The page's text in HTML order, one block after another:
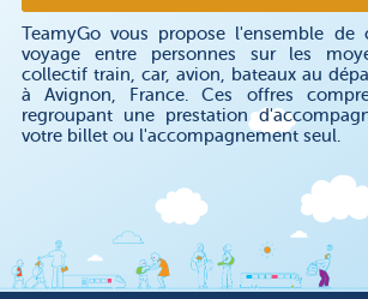
TeamyGo vous propose l'ensemble
voyage entre personnes sur les
collectif train, car, avion, bateaux au
à Avignon, France. Ces offres
regroupant une prestation
votre billet ou l'accompagnement seul.